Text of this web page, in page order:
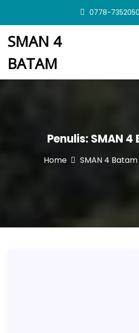
i
o
0778-7352050
SMAN 4
BATAM
Penulis: SMAN 4
Home SMAN 4 Batam